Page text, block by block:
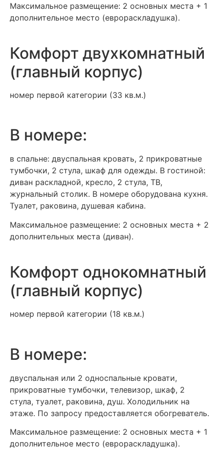
Максимальное размещение: 2 основных места + 1
дополнительное место (еврораскладушка).
Комфорт двухкомнатный
(главный корпус)
номер первой категории (33 кв.м.)
В номере:
в спальне: двуспальная кровать, 2 прикроватные
тумбочки, 2 стула, шкаф для одежды. В гостиной:
диван раскладной, кресло, 2 стула, ТВ,
журнальный столик. В номере оборудована кухня.
Туалет, раковина, душевая кабина.
Максимальное размещение: 2 основных места + 2
дополнительных места (диван).
Комфорт однокомнатный
(главный корпус)
номер первой категории (18 кв.м.)
В номере:
двуспальная или 2 односпальные кровати,
прикроватные тумбочки, телевизор, шкаф, 2
стула, туалет, раковина, душ. Холодильник на
этаже. По запросу предоставляется обогреватель.
Максимальное размещение: 2 основных места + 1
дополнительное место (еврораскладушка).